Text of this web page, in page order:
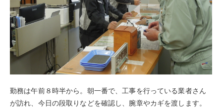
勤務は午前８時半から。朝一番で、工事を行っている業者さん
が訪れ、今日の段取りなどを確認し、腕章やカギを渡します。